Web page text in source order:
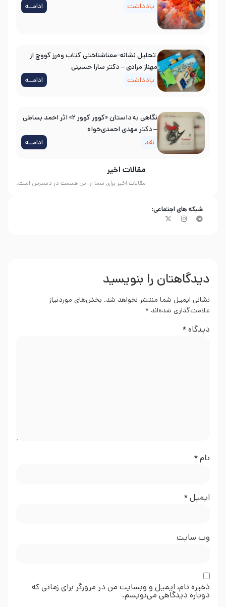
مقالات اخیر
مقالات اخیر برای شما از این قسمت در دسترس است.
یادداشت
ادامــه
تحلیل نشانه-معناشناختی کتاب وه‌رز کووچ از
مهناز مرادی – دکتر سارا حسینی
یادداشت
ادامــه
نگاهی به داستان «کوور کوور ۲» اثر احمد بساطی
– دکتر مهدی احمدی‌خواه
نقد
ادامــه
شبکه های اجتماعی:
دیدگاهتان را بنویسید
نشانی ایمیل شما منتشر نخواهد شد. بخش‌های موردنیاز
علامت‌گذاری شده‌اند *
دیدگاه*
نام*
ایمیل*
وب‌ سایت
ذخیره نام، ایمیل و وبسایت من در مرورگر برای زمانی که
دوباره دیدگاهی می‌نویسم.